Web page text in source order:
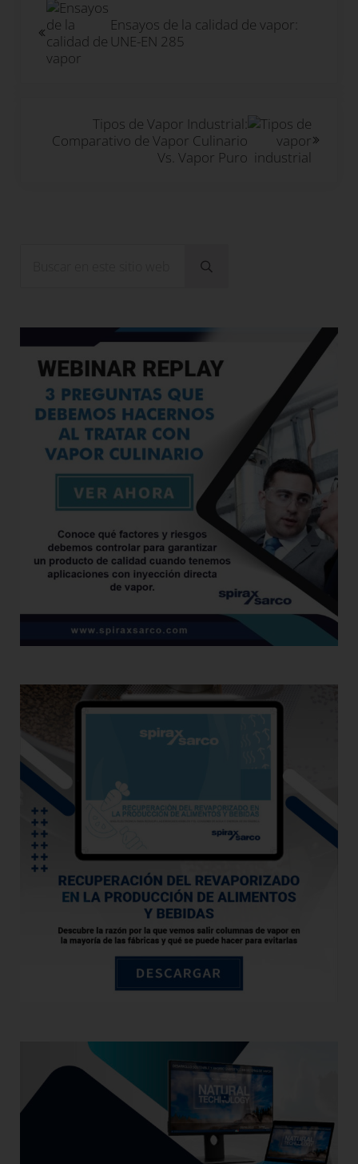
Ensayos de la calidad de vapor:
UNE-EN 285
Tipos de Vapor Industrial:
Comparativo de Vapor Culinario
Vs. Vapor Puro
Enviar búsqueda